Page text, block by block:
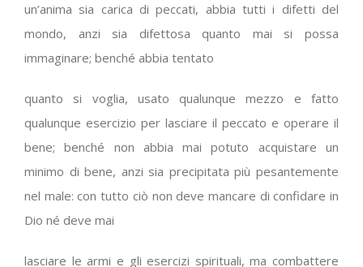
un’anima sia carica di peccati, abbia tutti i difetti del
mondo, anzi sia difettosa quanto mai si possa
immaginare; benché abbia tentato
quanto si voglia, usato qualunque mezzo e fatto
qualunque esercizio per lasciare il peccato e operare il
bene; benché non abbia mai potuto acquistare un
minimo di bene, anzi sia precipitata più pesantemente
nel male: con tutto ciò non deve mancare di confidare in
Dio né deve mai
lasciare le armi e gli esercizi spirituali, ma combattere